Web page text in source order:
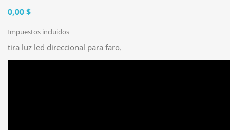
0,00 $
Impuestos incluidos
tira luz led direccional para faro.